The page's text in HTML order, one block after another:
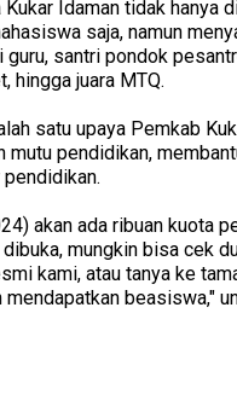
Kukar Idaman tidak hanya
saja, namun
santri pondok
hingga juara MTQ.
satu upaya Pemkab
mutu pendidikan,
akan ada ribuan kuota
mungkin bisa cek
kami, atau tanya ke
mendapatkan beasiswa,"